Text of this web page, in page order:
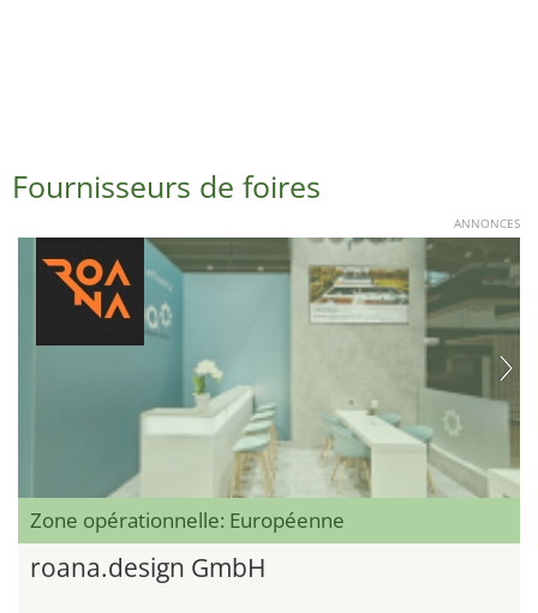
Fournisseurs de foires
ANNONCES
Zone opérationnelle: Européenne
roana.design GmbH